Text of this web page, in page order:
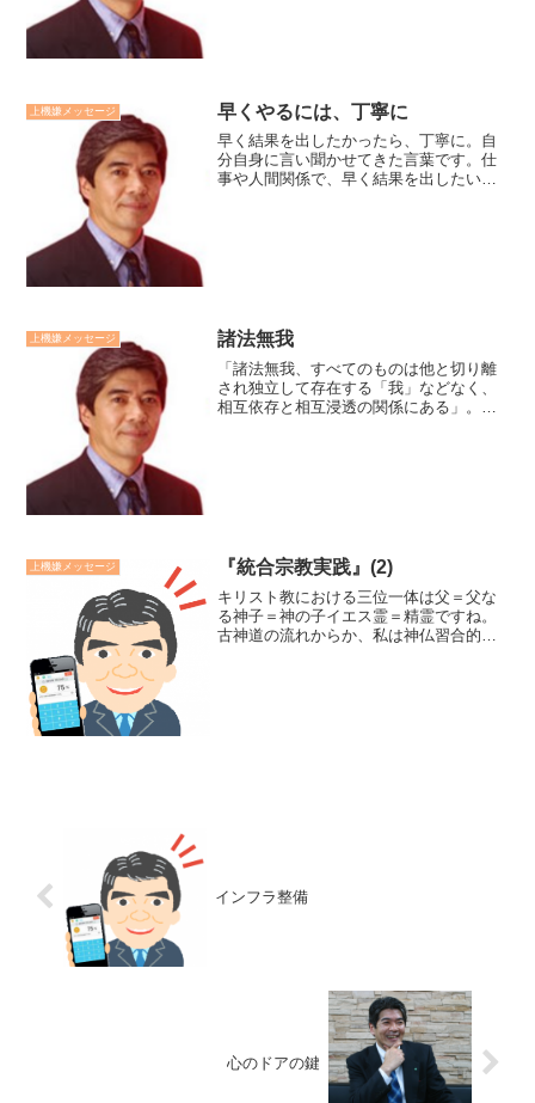
上機嫌メッセージ 早くやるには、丁寧に
早く結果を出したかったら、丁寧に。自
分自身に言い聞かせてきた言葉です。仕
事や人間関係で、早く結果を出したいと
上機嫌メッセージ 諸法無我
「諸法無我、すべてのものは他と切り離
され独立して存在する「我」などなく、
相互依存と相互浸透の関係にある」。と
上機嫌メッセージ 『統合宗教実践』(2)
キリスト教における三位一体は父＝父な
る神子＝神の子イエス霊＝精霊ですね。
古神道の流れからか、私は神仏習合的に
インフラ整備
心のドアの鍵